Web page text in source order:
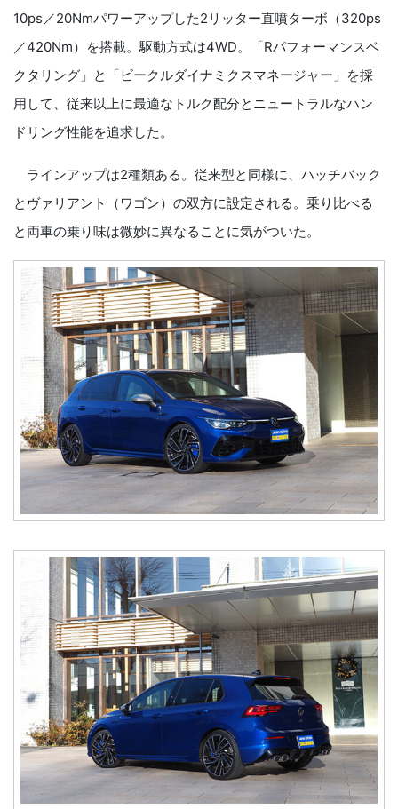
10ps／20Nmパワーアップした2リッター直噴ターボ（320ps
／420Nm）を搭載。駆動方式は4WD。「Rパフォーマンスベ
クタリング」と「ビークルダイナミクスマネージャー」を採
用して、従来以上に最適なトルク配分とニュートラルなハン
ドリング性能を追求した。
ラインアップは2種類ある。従来型と同様に、ハッチバック
とヴァリアント（ワゴン）の双方に設定される。乗り比べる
と両車の乗り味は微妙に異なることに気がついた。